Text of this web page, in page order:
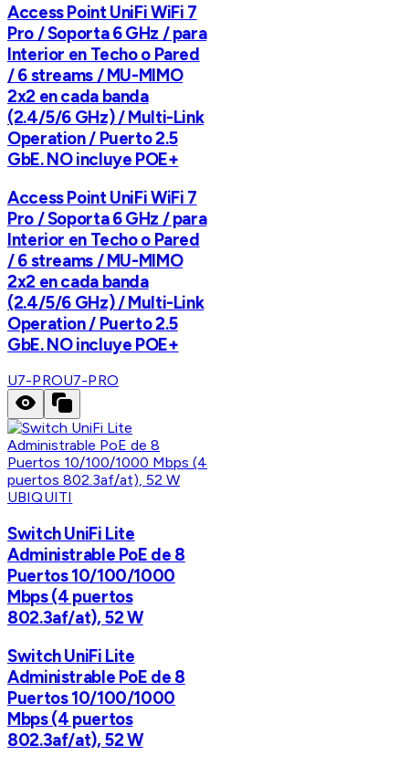
Access Point UniFi WiFi 7
Pro / Soporta 6 GHz / para
Interior en Techo o Pared
/ 6 streams / MU-MIMO
2x2 en cada banda
(2.4/5/6 GHz) / Multi-Link
Operation / Puerto 2.5
GbE. NO incluye POE+
Access Point UniFi WiFi 7
Pro / Soporta 6 GHz / para
Interior en Techo o Pared
/ 6 streams / MU-MIMO
2x2 en cada banda
(2.4/5/6 GHz) / Multi-Link
Operation / Puerto 2.5
GbE. NO incluye POE+
U7-PROU7-PRO
UBIQUITI
Switch UniFi Lite
Administrable PoE de 8
Puertos 10/100/1000
Mbps (4 puertos
802.3af/at), 52 W
Switch UniFi Lite
Administrable PoE de 8
Puertos 10/100/1000
Mbps (4 puertos
802.3af/at), 52 W